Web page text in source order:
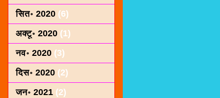
सित॰ 2020 (6)
अक्टू॰ 2020 (1)
नव॰ 2020 (3)
दिस॰ 2020 (2)
जन॰ 2021 (2)